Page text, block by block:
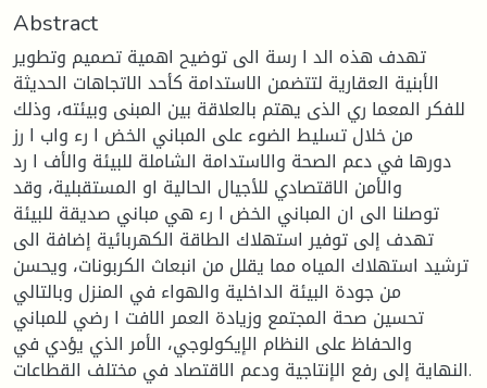
Abstract
تهدف هذه الد ا رسة الى توضيح اهمية تصميم وتطوير
الأبنية العقارية لتتضمن الاستدامة كأحد الاتجاهات الحديثة
للفكر المعما ري الذى يهتم بالعلاقة بين المبنى وبيئته، وذلك
من خلال تسليط الضوء على المباني الخض ا رء واب ا رز
دورها في دعم الصحة والاستدامة الشاملة للبيئة والأف ا رد
والأمن الاقتصادي للأجيال الحالية او المستقبلية، وقد
توصلنا الى ان المباني الخض ا رء هي مباني صديقة للبيئة
تهدف إلى توفير استهلاك الطاقة الكهربائية إضافة الى
ترشيد استهلاك المياه مما يقلل من انبعاث الكربونات، ويحسن
من جودة البيئة الداخلية والهواء في المنزل وبالتالي
تحسين صحة المجتمع وزيادة العمر الافت ا رضي للمباني
والحفاظ على النظام الإيكولوجي، الأمر الذي يؤدي في
النهاية إلى رفع الإنتاجية ودعم الاقتصاد في مختلف القطاعات.